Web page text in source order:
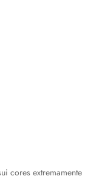
cores extremamente